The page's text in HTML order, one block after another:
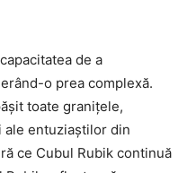
de a
o prea complexă.
toate granițele,
entuziaștilor din
ce Cubul Rubik continuă